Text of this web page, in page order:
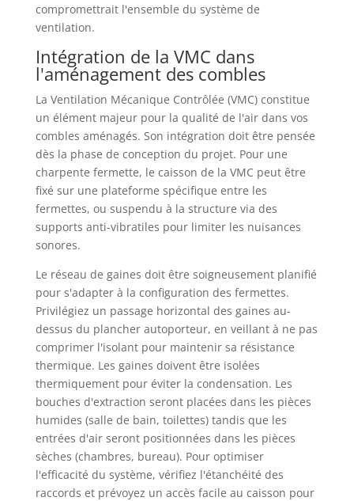
compromettrait l'ensemble du système de
ventilation.
Intégration de la VMC dans
l'aménagement des combles
La Ventilation Mécanique Contrôlée (VMC) constitue
un élément majeur pour la qualité de l'air dans vos
combles aménagés. Son intégration doit être pensée
dès la phase de conception du projet. Pour une
charpente fermette, le caisson de la VMC peut être
fixé sur une plateforme spécifique entre les
fermettes, ou suspendu à la structure via des
supports anti-vibratiles pour limiter les nuisances
sonores.
Le réseau de gaines doit être soigneusement planifié
pour s'adapter à la configuration des fermettes.
Privilégiez un passage horizontal des gaines au-
dessus du plancher autoporteur, en veillant à ne pas
comprimer l'isolant pour maintenir sa résistance
thermique. Les gaines doivent être isolées
thermiquement pour éviter la condensation. Les
bouches d'extraction seront placées dans les pièces
humides (salle de bain, toilettes) tandis que les
entrées d'air seront positionnées dans les pièces
sèches (chambres, bureau). Pour optimiser
l'efficacité du système, vérifiez l'étanchéité des
raccords et prévoyez un accès facile au caisson pour